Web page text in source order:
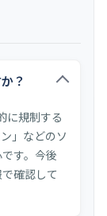
？
に規制する
」などのソ
す。今後
確認して